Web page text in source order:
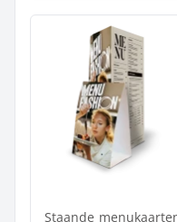
Staande